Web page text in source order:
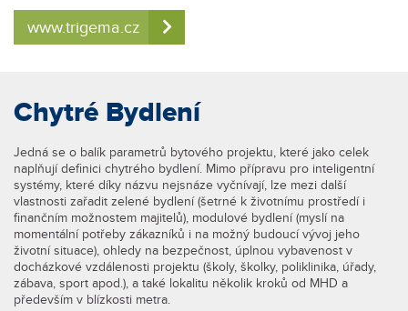
www.trigema.cz
Chytré Bydlení
Jedná se o balík parametrů bytového projektu, které jako celek
naplňují definici chytrého bydlení. Mimo přípravu pro inteligentní
systémy, které díky názvu nejsnáze vyčnívají, lze mezi další
vlastnosti zařadit zelené bydlení (šetrné k životnímu prostředí i
finančním možnostem majitelů), modulové bydlení (myslí na
momentální potřeby zákazníků i na možný budoucí vývoj jeho
životní situace), ohledy na bezpečnost, úplnou vybavenost v
docházkové vzdálenosti projektu (školy, školky, poliklinika, úřady,
zábava, sport apod.), a také lokalitu několik kroků od MHD a
především v blízkosti metra.